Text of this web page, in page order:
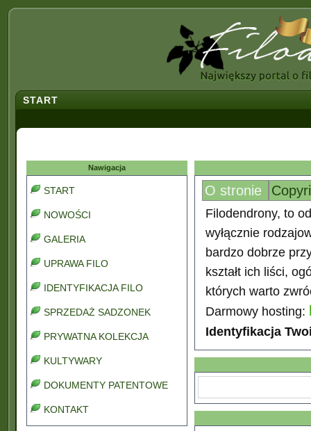
START
Nawigacja
START
NOWOŚCI
GALERIA
UPRAWA FILO
IDENTYFIKACJA FILO
SPRZEDAŻ SADZONEK
PRYWATNA KOLEKCJA
KULTYWARY
DOKUMENTY PATENTOWE
KONTAKT
O stronie
Filodendrony, to
wyłącznie
bardzo dobrze
kształt ich liści,
których warto
Darmowy hosting:
Identyfikacja